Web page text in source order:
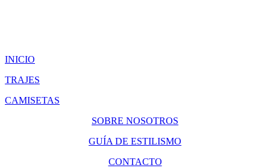
INICIO
TRAJES
CAMISETAS
SOBRE NOSOTROS
GUÍA DE ESTILISMO
CONTACTO